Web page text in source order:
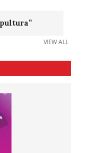
VIEW ALL